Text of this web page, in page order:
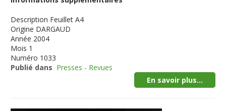
Description Feuillet A4
Origine DARGAUD
Année 2004
Mois 1
Numéro 1033
Publié dans Presses - Revues
En savoir plus...